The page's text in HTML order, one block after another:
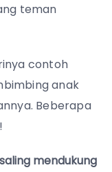
teman
contoh
anak
Beberapa
mendukung